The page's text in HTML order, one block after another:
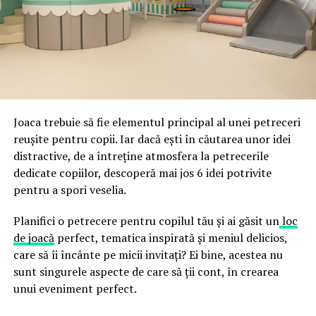
acestor decizii tehnice cu identitatea vizuală a unității,
astfel încât confortul și estetica să funcționeze
împreună, nu în tensiune una cu cealaltă, pe toată
durata de viață a amenajării, indiferent de câte sezoane
ceea ce crește riscul de email spoofing, phishing și
fraude care exploatează încrederea în brand.
Directoratul Național de Securitate Cibernetică (DNSC)
financiare. Instituția recomandă verificarea atentă a
sursei mesajelor și raportarea incidentelor la numărul
unic 1911.
Campaniile identificate în ultimele săptămâni folosesc
false de streaming, coduri QR malițioase și mesaje care
promit bilete, rambursări, premii sau acces gratuit la
meciuri. FBI a emis în luna mai un avertisment privind
site-urile care clonează platforma oficială prin
modificări minore ale denumirii domeniului, precum
Joaca trebuie să fie elementul principal al unei petreceri
reușite pentru copii. Iar dacă ești în căutarea unor idei
distractive, de a întreține atmosfera la petrecerile
dedicate copiilor, descoperă mai jos 6 idei potrivite
pentru a spori veselia.
Planifici o petrecere pentru copilul tău și ai găsit unloc
de joacăperfect, tematica inspirată și meniul delicios,
care să îi încânte pe micii invitați? Ei bine, acestea nu
sunt singurele aspecte de care să ții cont, în crearea
unui eveniment perfect.